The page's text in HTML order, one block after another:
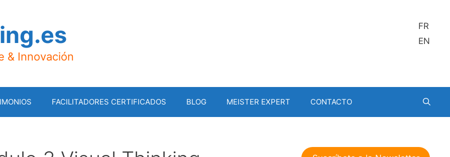
FR
EN
& Innovación
FACILITADORES CERTIFICADOS BLOG MEISTER EXPERT CONTACTO